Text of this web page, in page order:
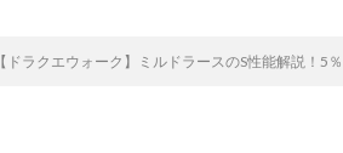
【ドラクエウォーク】ミルドラースのS性能解説！